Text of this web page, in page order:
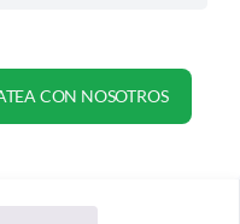
CON NOSOTROS